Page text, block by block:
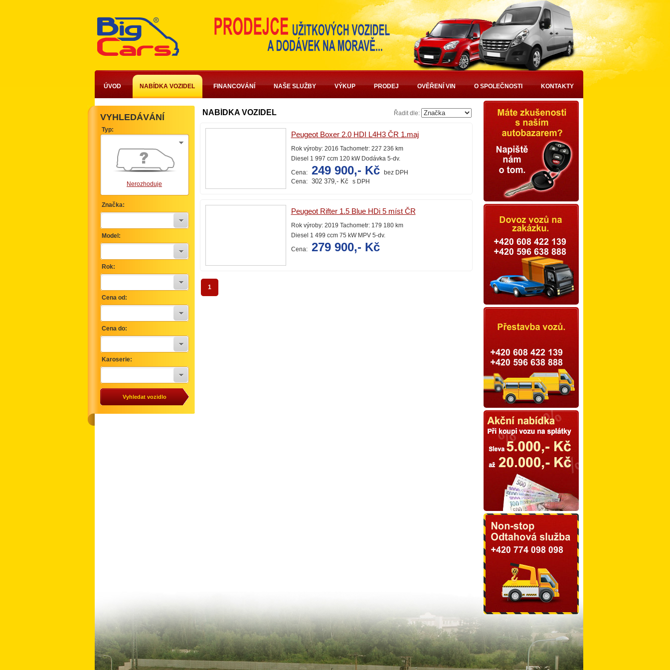
ÚVOD NABÍDKA VOZIDEL FINANCOVÁNÍ NAŠE SLUŽBY VÝKUP PRODEJ OVĚŘENÍ VIN O SPOLEČNOSTI KONTAKTY
VYHLEDÁVÁNÍ
Typ:
Nerozhoduje
Značka:
Model:
Rok:
Cena od:
Cena do:
Karoserie:
NABÍDKA VOZIDEL Řadit dle:
Peugeot Boxer 2.0 HDI L4H3 ČR 1.maj
Rok výroby: 2016 Tachometr: 227 236 km
Diesel 1 997 ccm 120 kW Dodávka 5-dv.
Cena: 249 900,- Kč
bez DPH
Cena: 302 379,- Kč s DPH
Peugeot Rifter 1.5 Blue HDi 5 míst ČR
Rok výroby: 2019 Tachometr: 179 180 km
Diesel 1 499 ccm 75 kW MPV 5-dv.
Cena: 279 900,- Kč
1